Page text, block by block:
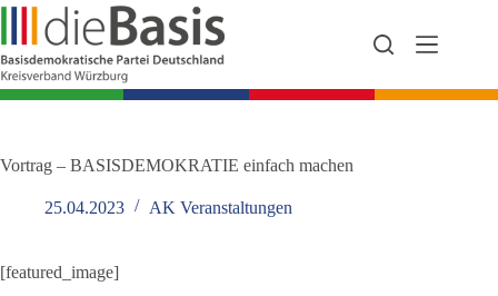
Zum
springen
Vortrag – BASISDEMOKRATIE einfach machen
25.04.2023 AK Veranstaltungen
[featured_image]